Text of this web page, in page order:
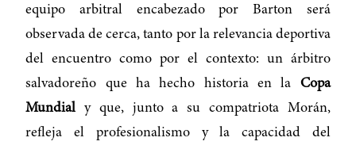
equipo arbitral encabezado por Barton será
observada de cerca, tanto por la relevancia deportiva
del encuentro como por el contexto: un árbitro
salvadoreño que ha hecho historia en la Copa
Mundial y que, junto a su compatriota Morán,
refleja el profesionalismo y la capacidad del